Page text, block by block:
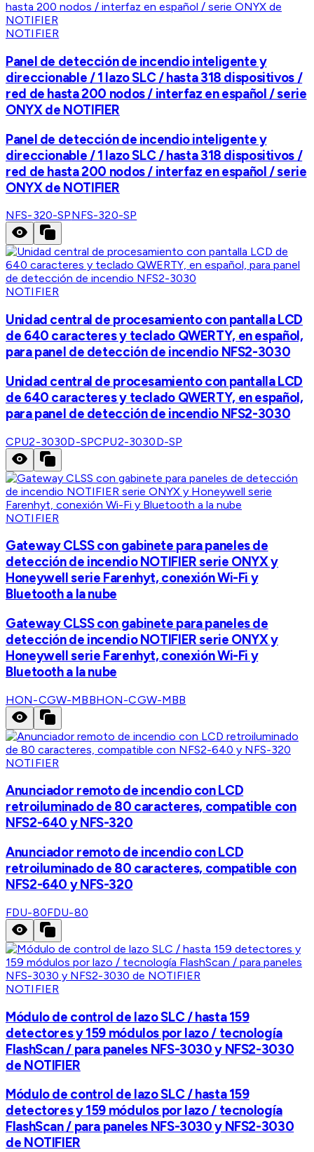
NOTIFIER
Panel de detección de incendio inteligente y
direccionable / 1 lazo SLC / hasta 318 dispositivos /
red de hasta 200 nodos / interfaz en español / serie
ONYX de NOTIFIER
Panel de detección de incendio inteligente y
direccionable / 1 lazo SLC / hasta 318 dispositivos /
red de hasta 200 nodos / interfaz en español / serie
ONYX de NOTIFIER
NFS-320-SPNFS-320-SP
NOTIFIER
Unidad central de procesamiento con pantalla LCD
de 640 caracteres y teclado QWERTY, en español,
para panel de detección de incendio NFS2-3030
Unidad central de procesamiento con pantalla LCD
de 640 caracteres y teclado QWERTY, en español,
para panel de detección de incendio NFS2-3030
CPU2-3030D-SPCPU2-3030D-SP
NOTIFIER
Gateway CLSS con gabinete para paneles de
detección de incendio NOTIFIER serie ONYX y
Honeywell serie Farenhyt, conexión Wi-Fi y
Bluetooth a la nube
Gateway CLSS con gabinete para paneles de
detección de incendio NOTIFIER serie ONYX y
Honeywell serie Farenhyt, conexión Wi-Fi y
Bluetooth a la nube
HON-CGW-MBBHON-CGW-MBB
NOTIFIER
Anunciador remoto de incendio con LCD
retroiluminado de 80 caracteres, compatible con
NFS2-640 y NFS-320
Anunciador remoto de incendio con LCD
retroiluminado de 80 caracteres, compatible con
NFS2-640 y NFS-320
FDU-80FDU-80
NOTIFIER
Módulo de control de lazo SLC / hasta 159
detectores y 159 módulos por lazo / tecnología
FlashScan / para paneles NFS-3030 y NFS2-3030
de NOTIFIER
Módulo de control de lazo SLC / hasta 159
detectores y 159 módulos por lazo / tecnología
FlashScan / para paneles NFS-3030 y NFS2-3030
de NOTIFIER